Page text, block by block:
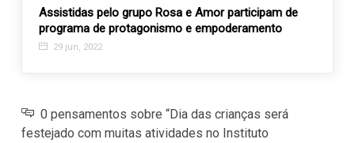
Assistidas pelo grupo Rosa e Amor participam de
programa de protagonismo e empoderamento
29 jun, 2022
0 pensamentos sobre “Dia das crianças será
festejado com muitas atividades no Instituto